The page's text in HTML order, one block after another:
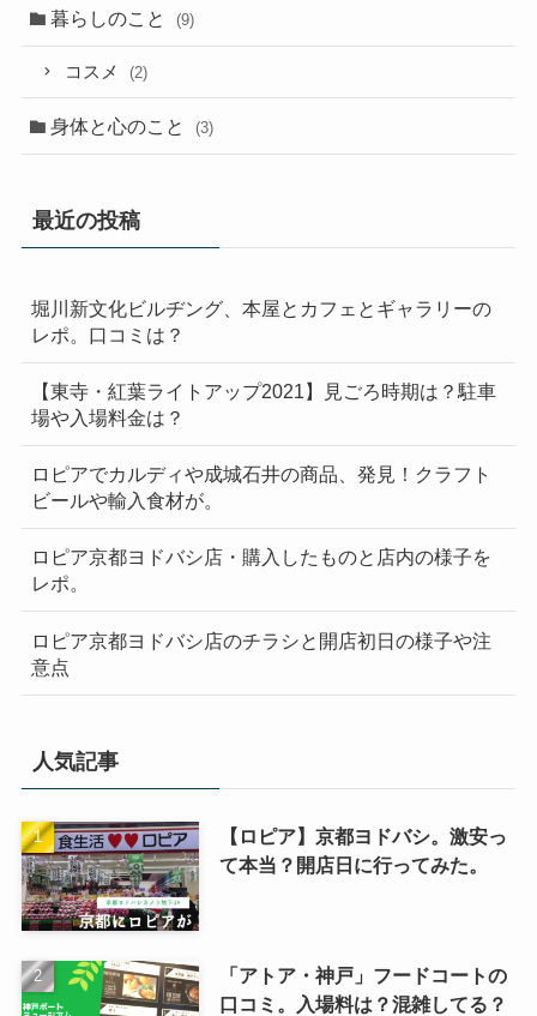
暮らしのこと (9)
コスメ (2)
身体と心のこと (3)
最近の投稿
堀川新文化ビルヂング、本屋とカフェとギャラリーの
レポ。口コミは？
【東寺・紅葉ライトアップ2021】見ごろ時期は？駐車
場や入場料金は？
ロピアでカルディや成城石井の商品、発見！クラフト
ビールや輸入食材が。
ロピア京都ヨドバシ店・購入したものと店内の様子を
レポ。
ロピア京都ヨドバシ店のチラシと開店初日の様子や注
意点
人気記事
【ロピア】京都ヨドバシ。激安っ
て本当？開店日に行ってみた。
「アトア・神戸」フードコートの
口コミ。入場料は？混雑してる？